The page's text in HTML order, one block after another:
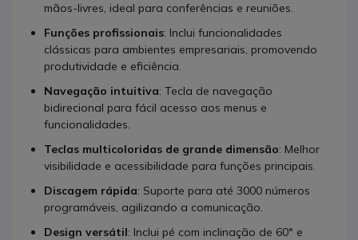
mãos-livres, ideal para conferências e reuniões.
Funções profissionais: Inclui funcionalidades
clássicas para ambientes empresariais, promovendo
produtividade e eficiência.
Navegação intuitiva: Tecla de navegação
bidirecional para fácil acesso aos menus e
funcionalidades.
Teclas multicoloridas de grande dimensão: Melhor
visibilidade e acessibilidade para funções principais.
Discagem rápida: Suporte para até 3000 números
programáveis, agilizando a comunicação.
Design versátil: Inclui pé com inclinação de 60° e